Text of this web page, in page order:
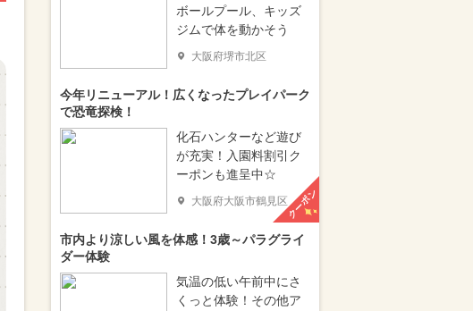
ボールプール、キッズ
ジムで体を動かそう
大阪府堺市北区
今年リニューアル！広くなったプレイパーク
で恐竜探検！
化石ハンターなど遊び
が充実！入園料割引ク
ーポンも進呈中☆
大阪府大阪市鶴見区クーポン
市内より涼しい風を体感！3歳～パラグライ
ダー体験
気温の低い午前中にさ
くっと体験！その他ア